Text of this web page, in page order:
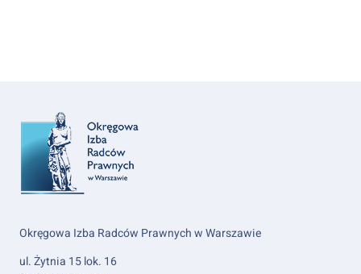
Okręgowa Izba Radców Prawnych w Warszawie
ul. Żytnia 15 lok. 16